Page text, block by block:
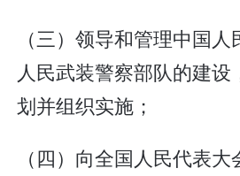
（三）领导和管理中国
人民武装警察部队的建
划并组织实施；
（四）向全国人民代表